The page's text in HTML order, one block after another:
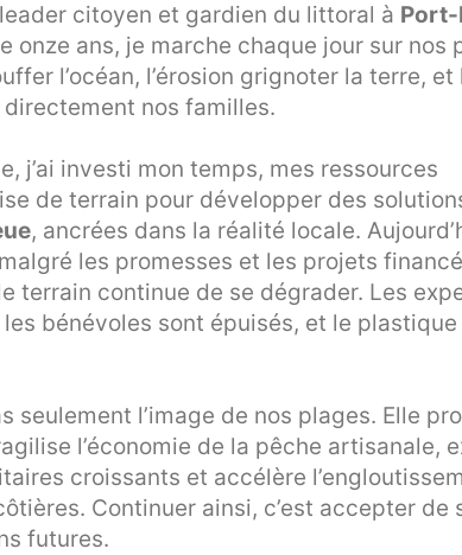
citoyen et gardien du littoral à
onze ans, je marche chaque jour sur nos
l’océan, l’érosion grignoter la terre, et
nos familles.
j’ai investi mon temps, mes ressources
de terrain pour développer des
, ancrées dans la réalité locale.
les promesses et les projets
terrain continue de se dégrader. Les
bénévoles sont épuisés, et le
seulement l’image de nos plages. Elle
l’économie de la pêche artisanale,
croissants et accélère
Continuer ainsi, c’est accepter de
futures.